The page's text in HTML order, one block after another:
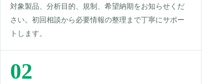
対象製品、分析目的、規制、希望納期をお知らせくだ
さい。初回相談から必要情報の整理まで丁寧にサポー
トします。
02